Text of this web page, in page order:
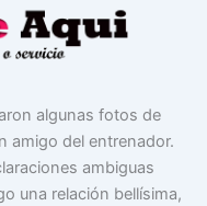
algunas fotos de
amigo del entrenador.
ambiguas
una relación bellísima,